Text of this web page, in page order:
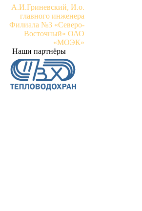
А.И.Гриневский, И.о.
главного инженера
Филиала №3 «Северо-
Восточный» ОАО
«МОЭК»
Наши партнёры